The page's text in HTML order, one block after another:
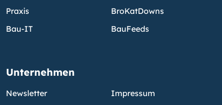
Praxis
Bau-IT
BroKatDowns
BauFeeds
Unternehmen
Newsletter
Impressum